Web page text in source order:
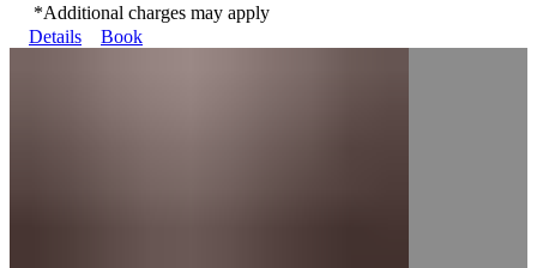
*Additional charges may apply
Details
Book